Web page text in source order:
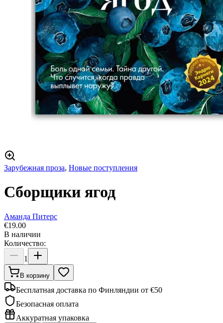
Зарубежная проза, Новые поступления
Сборщики ягод
Аманда Питерс
€19.00
В наличии
Количество:
1
В корзину
Бесплатная доставка по Финляндии от €50
Безопасная оплата
Аккуратная упаковка